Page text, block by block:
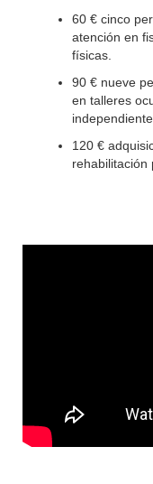
60 € cinco
atención en
físicas.
90 € nueve
en talleres
120 €
rehabilitación